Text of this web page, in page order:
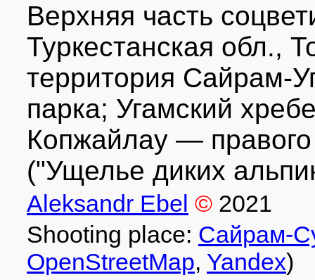
Верхняя часть
Туркестанская обл.,
территория Сайрам-
парка; Угамский
Копжайлау —
("Ущелье диких
Aleksandr Ebel © 2021
Shooting place: Сайрам-
OpenStreetMap, Yandex)